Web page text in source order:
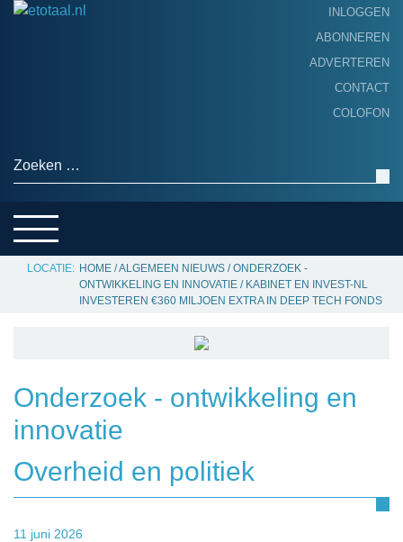
INLOGGEN
ABONNEREN
ADVERTEREN
CONTACT
COLOFON
Zoeken naar:
SERVICE
HOME /ALGEMEEN NIEUWS /ONDERZOEK -
ONTWIKKELING EN INNOVATIE / KABINET EN INVEST-NL
INVESTEREN €360 MILJOEN EXTRA IN DEEP TECH FONDS
Onderzoek - ontwikkeling en
innovatie
Overheid en politiek
11 juni 2026